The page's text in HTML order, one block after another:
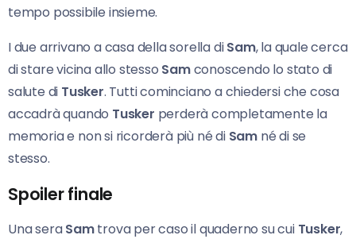
tempo possibile insieme.
I due arrivano a casa della sorella diSam, la quale cerca
di stare vicina allo stesso Samconoscendo lo stato di
salute di Tusker. Tutti cominciano a chiedersi che cosa
accadrà quando Tusker perderà completamente la
memoria e non si ricorderà più né di Sam né di se
stesso.
Spoiler finale
Una seraSamtrova per caso il quaderno su cui Tusker,